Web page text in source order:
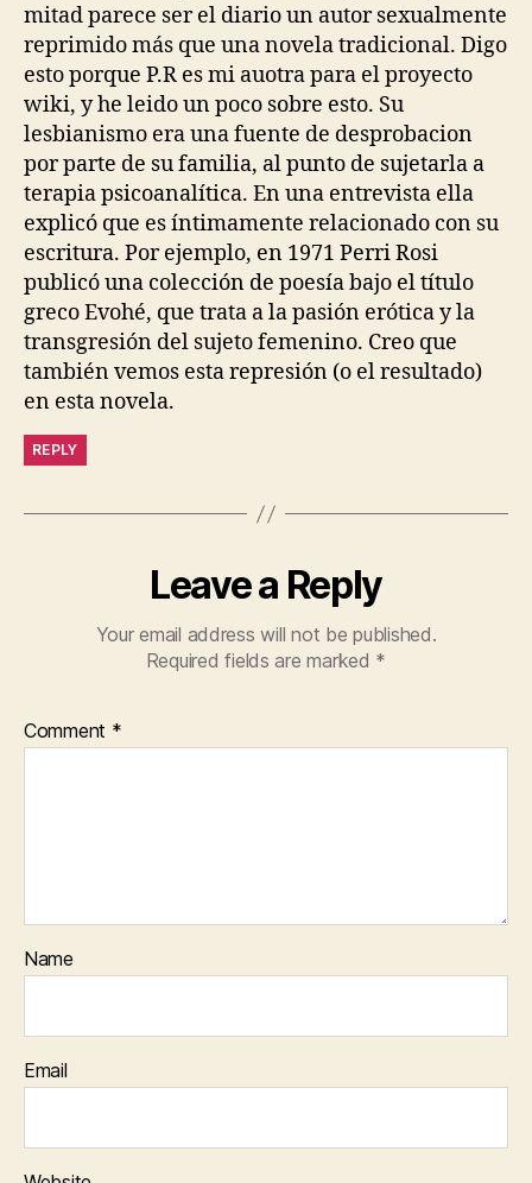
mitad parece ser el diario un autor sexualmente
reprimido más que una novela tradicional. Digo
esto porque P.R es mi auotra para el proyecto
wiki, y he leido un poco sobre esto. Su
lesbianismo era una fuente de desprobacion
por parte de su familia, al punto de sujetarla a
terapia psicoanalítica. En una entrevista ella
explicó que es íntimamente relacionado con su
escritura. Por ejemplo, en 1971 Perri Rosi
publicó una colección de poesía bajo el título
greco Evohé, que trata a la pasión erótica y la
transgresión del sujeto femenino. Creo que
también vemos esta represión (o el resultado)
en esta novela.
REPLY
Leave a Reply
Your email address will not be published.
Required fields are marked *
Comment *
Name
Email